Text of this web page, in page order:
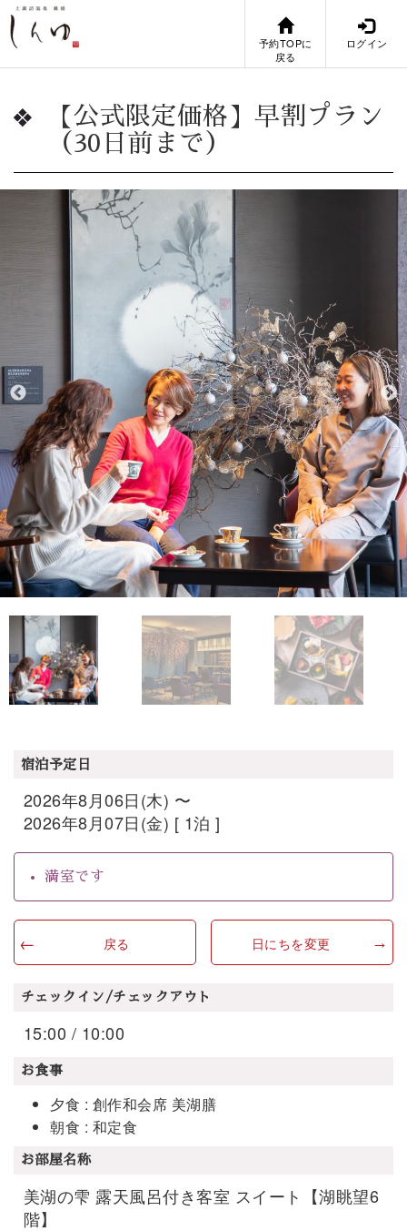
予約TOPに
戻る
ログイン
【公式限定価格】早割プラン
（30日前まで）
宿泊予定日
2026年8月06日(木) 〜
2026年8月07日(金) [ 1泊 ]
満室です
戻る 日にちを変更
チェックイン/チェックアウト
15:00 / 10:00
お食事
夕食 : 創作和会席 美湖膳
朝食 : 和定食
お部屋名称
美湖の雫 露天風呂付き客室 スイート【湖眺望6
階】